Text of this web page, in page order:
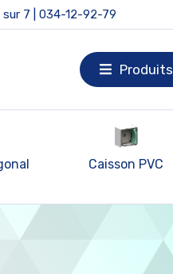
7 | 034-12-92-79
Produits
Caisson PVC